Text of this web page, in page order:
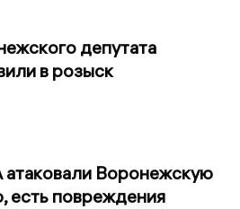
депутата
в розыск
Воронежскую
есть повреждения